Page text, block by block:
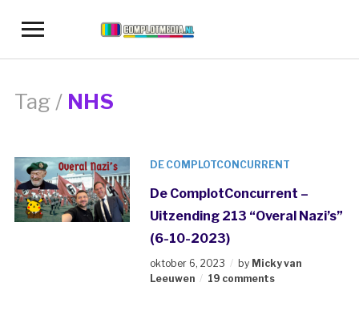
Toggle
navigation
Tag / NHS
DE COMPLOTCONCURRENT
De ComplotConcurrent –
Uitzending 213 “Overal Nazi’s”
(6-10-2023)
oktober 6, 2023 by Micky van
Leeuwen
19 comments